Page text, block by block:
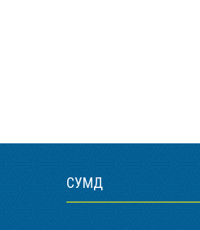
СУМД